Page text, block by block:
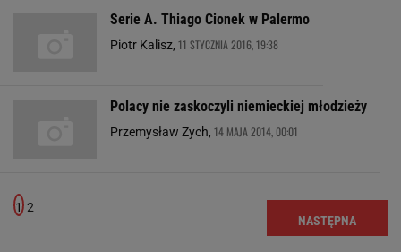
Serie A. Thiago Cionek w Palermo
Piotr Kalisz, 11 STYCZNIA 2016, 19:38
Polacy nie zaskoczyli niemieckiej młodzieży
Przemysław Zych, 14 MAJA 2014, 00:01
1 2
NASTĘPNA